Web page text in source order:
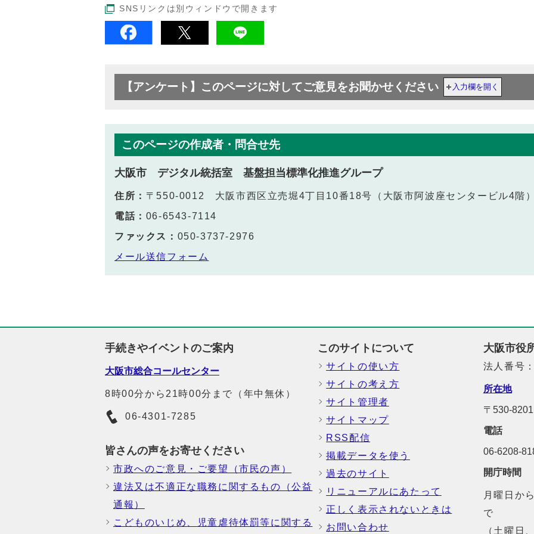
SNSリンクは別ウィンドウで開きます
【アンケート】このページに対してご意見をお聞かせください 入力欄を開く
このページの作成者・問合せ先
大阪市 デジタル統括室 基盤担当標準化推進グループ
住所： 〒550-0012 大阪市西区立売堀4丁目10番18号（大阪市阿波座センタービル4階
電話： 06-6543-7114
ファックス： 050-3737-2976
メール送信フォーム
手続きやイベントのご案内
大阪市総合コールセンター
8時00分から21時00分まで（年中無休）
06-4301-7285
皆さんの声をお寄せください
市政へのご意見・ご要望（市民の声）
違法又は不適正な職務に関するもの（公益
通報）
こどものいじめ、児童虐待体罰等に関する
このサイトについて
サイトの使い方
サイトの考え方
サイト管理者
サイトマップ
RSS配信
掲載データを使う
過去のサイト
リニューアルにあたって
正しく表示されないときは
お問い合わせ
大阪市役
法人番号
所在地
〒530-
電話
06-6208-
開庁時間
月曜日か
で
（土曜日